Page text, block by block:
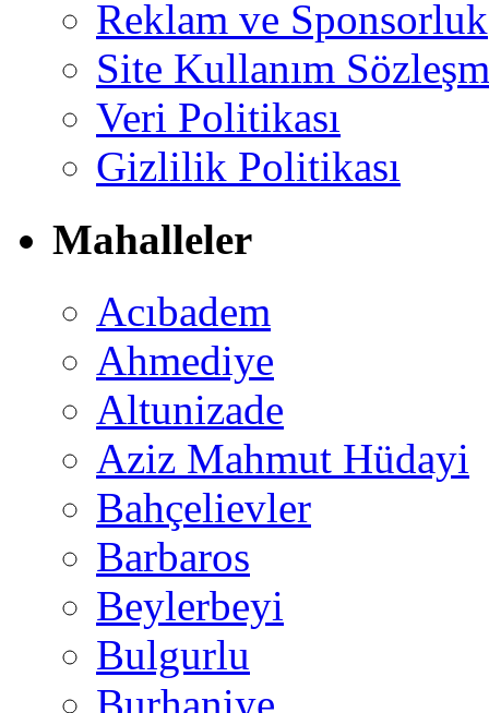
Reklam ve Sponsorluk
Site Kullanım
Veri Politikası
Gizlilik Politikası
Mahalleler
Acıbadem
Ahmediye
Altunizade
Aziz Mahmut Hüdayi
Bahçelievler
Barbaros
Beylerbeyi
Bulgurlu
Burhaniye